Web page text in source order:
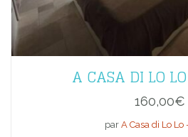
A CASA DI LO
160,00€
par A Casa di Lo Lo